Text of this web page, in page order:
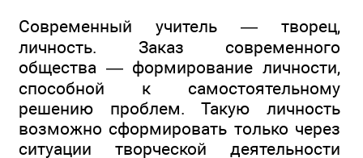
Современный учитель — творец,
личность. Заказ современного
общества — формирование личности,
способной к самостоятельному
решению проблем. Такую личность
возможно сформировать только через
ситуации творческой деятельности